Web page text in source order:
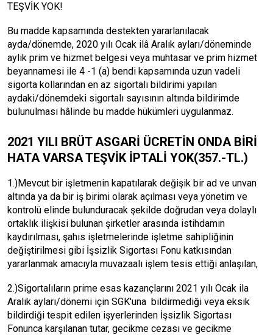
TEŞVİK YOK!
Bu madde kapsamında destekten yararlanılacak
ayda/dönemde, 2020 yılı Ocak ilâ Aralık ayları/döneminde
aylık prim ve hizmet belgesi veya muhtasar ve prim hizmet
beyannamesi ile 4 -1 (a) bendi kapsamında uzun vadeli
sigorta kollarından en az sigortalı bildirimi yapılan
aydaki/dönemdeki sigortalı sayısının altında bildirimde
bulunulması hâlinde bu madde hükümleri uygulanmaz.
2021 YILI BRÜT ASGARİ ÜCRETİN ONDA BİRİ
HATA VARSA TEŞVİK İPTALİ YOK(357.-TL.)
1.)Mevcut bir işletmenin kapatılarak değişik bir ad ve unvan
altında ya da bir iş birimi olarak açılması veya yönetim ve
kontrolü elinde bulunduracak şekilde doğrudan veya dolaylı
ortaklık ilişkisi bulunan şirketler arasında istihdamın
kaydırılması, şahıs işletmelerinde işletme sahipliğinin
değiştirilmesi gibi İşsizlik Sigortası Fonu katkısından
yararlanmak amacıyla muvazaalı işlem tesis ettiği anlaşılan,
2.)Sigortalıların prime esas kazançlarını 2021 yılı Ocak ila
Aralık ayları/dönemi için SGK'una bildirmediği veya eksik
bildirdiği tespit edilen işyerlerinden İşsizlik Sigortası
Fonunca karşılanan tutar, gecikme cezası ve gecikme